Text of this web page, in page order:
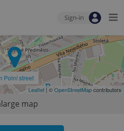
Sign-in
Polní street
Leaflet| ©OpenStreetMapcontributors
map